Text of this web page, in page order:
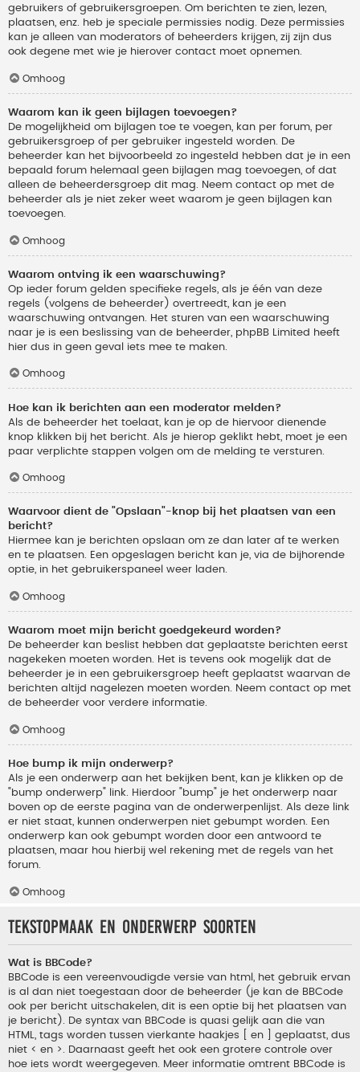
gebruikers of gebruikersgroepen. Om berichten te zien, lezen,
plaatsen, enz. heb je speciale permissies nodig. Deze permissies
kan je alleen van moderators of beheerders krijgen, zij zijn dus
ook degene met wie je hierover contact moet opnemen.
Omhoog
Waarom kan ik geen bijlagen toevoegen?
De mogelijkheid om bijlagen toe te voegen, kan per forum, per
gebruikersgroep of per gebruiker ingesteld worden. De
beheerder kan het bijvoorbeeld zo ingesteld hebben dat je in een
bepaald forum helemaal geen bijlagen mag toevoegen, of dat
alleen de beheerdersgroep dit mag. Neem contact op met de
beheerder als je niet zeker weet waarom je geen bijlagen kan
toevoegen.
Omhoog
Waarom ontving ik een waarschuwing?
Op ieder forum gelden specifieke regels, als je één van deze
regels (volgens de beheerder) overtreedt, kan je een
waarschuwing ontvangen. Het sturen van een waarschuwing
naar je is een beslissing van de beheerder, phpBB Limited heeft
hier dus in geen geval iets mee te maken.
Omhoog
Hoe kan ik berichten aan een moderator melden?
Als de beheerder het toelaat, kan je op de hiervoor dienende
knop klikken bij het bericht. Als je hierop geklikt hebt, moet je een
paar verplichte stappen volgen om de melding te versturen.
Omhoog
Waarvoor dient de "Opslaan"-knop bij het plaatsen van een
bericht?
Hiermee kan je berichten opslaan om ze dan later af te werken
en te plaatsen. Een opgeslagen bericht kan je, via de bijhorende
optie, in het gebruikerspaneel weer laden.
Omhoog
Waarom moet mijn bericht goedgekeurd worden?
De beheerder kan beslist hebben dat geplaatste berichten eerst
nagekeken moeten worden. Het is tevens ook mogelijk dat de
beheerder je in een gebruikersgroep heeft geplaatst waarvan de
berichten altijd nagelezen moeten worden. Neem contact op met
de beheerder voor verdere informatie.
Omhoog
Hoe bump ik mijn onderwerp?
Als je een onderwerp aan het bekijken bent, kan je klikken op de
"bump onderwerp" link. Hierdoor "bump" je het onderwerp naar
boven op de eerste pagina van de onderwerpenlijst. Als deze link
er niet staat, kunnen onderwerpen niet gebumpt worden. Een
onderwerp kan ook gebumpt worden door een antwoord te
plaatsen, maar hou hierbij wel rekening met de regels van het
forum.
Omhoog
Tekstopmaak en onderwerp soorten
Wat is BBCode?
BBCode is een vereenvoudigde versie van html, het gebruik ervan
is al dan niet toegestaan door de beheerder (je kan de BBCode
ook per bericht uitschakelen, dit is een optie bij het plaatsen van
je bericht). De syntax van BBCode is quasi gelijk aan die van
HTML, tags worden tussen vierkante haakjes [ en ] geplaatst, dus
niet < en >. Daarnaast geeft het ook een grotere controle over
hoe iets wordt weergegeven. Meer informatie omtrent BBCode is